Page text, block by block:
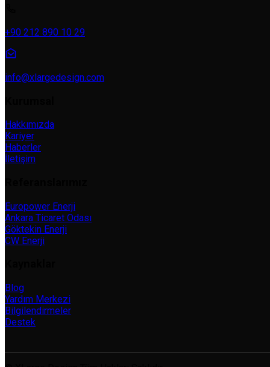
+90 212 890 10 29
info@xlargedesign.com
Hakkımızda
Kariyer
Haberler
İletişim
Europower Enerji
Ankara Ticaret Odası
Göktekin Enerji
CW Enerji
Blog
Yardım Merkezi
Bilgilendirmeler
Destek